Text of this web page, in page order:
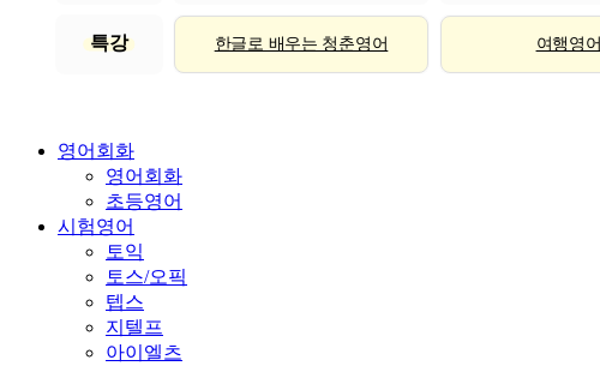
특강 한글로 배우는 청춘영어 여행영어
영어회화
영어회화
초등영어
시험영어
토익
토스/오픽
텝스
지텔프
아이엘츠